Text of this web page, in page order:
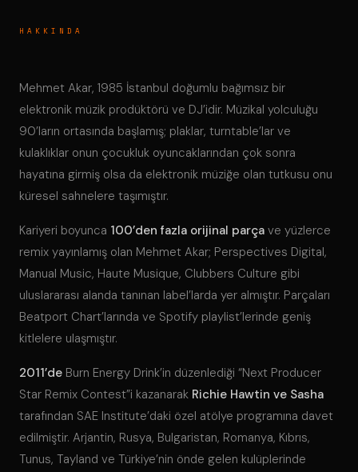
HAKKINDA
Mehmet Akar, 1985 İstanbul doğumlu bağımsız bir
elektronik müzik prodüktörü ve DJ’idir. Müzikal yolculuğu
90’ların ortasında başlamış; plaklar, turntable’lar ve
kulaklıklar onun çocukluk oyuncaklarından çok sonra
hayatına girmiş olsa da elektronik müziğe olan tutkusu onu
küresel sahnelere taşımıştır.
Kariyeri boyunca 100’den fazla orijinal parça ve yüzlerce
remix yayınlamış olan Mehmet Akar; Perspectives Digital,
Manual Music, Haute Musique, Clubbers Culture gibi
uluslararası alanda tanınan label’larda yer almıştır. Parçaları
Beatport Chart’larında ve Spotify playlist’lerinde geniş
kitlelere ulaşmıştır.
2011’de Burn Energy Drink’in düzenlediği “Next Producer
Star Remix Contest”i kazanarak Richie Hawtin ve Sasha
tarafından SAE Institute’daki özel atölye programına davet
edilmiştir. Arjantin, Rusya, Bulgaristan, Romanya, Kıbrıs,
Tunus, Tayland ve Türkiye’nin önde gelen kulüplerinde